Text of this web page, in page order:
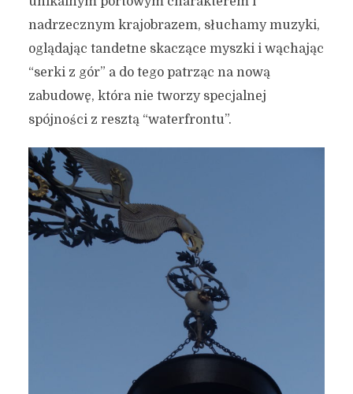
nadrzecznym krajobrazem, słuchamy muzyki,
oglądając tandetne skaczące myszki i wąchając
“serki z gór” a do tego patrząc na nową
zabudowę, która nie tworzy specjalnej
spójności z resztą “waterfrontu”.